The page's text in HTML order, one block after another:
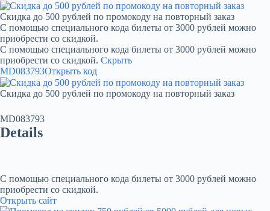
Скидка до 500 рублей по промокоду на повторный заказ
С помощью специального кода билеты от 3000 рублей можно
приобрести со скидкой.
С помощью специального кода билеты от 3000 рублей можно
приобрести со скидкой. Скрыть
MD083793Открыть код
Скидка до 500 рублей по промокоду на повторный заказ
MD083793
Details
С помощью специального кода билеты от 3000 рублей можно
приобрести со скидкой.
Открыть сайт